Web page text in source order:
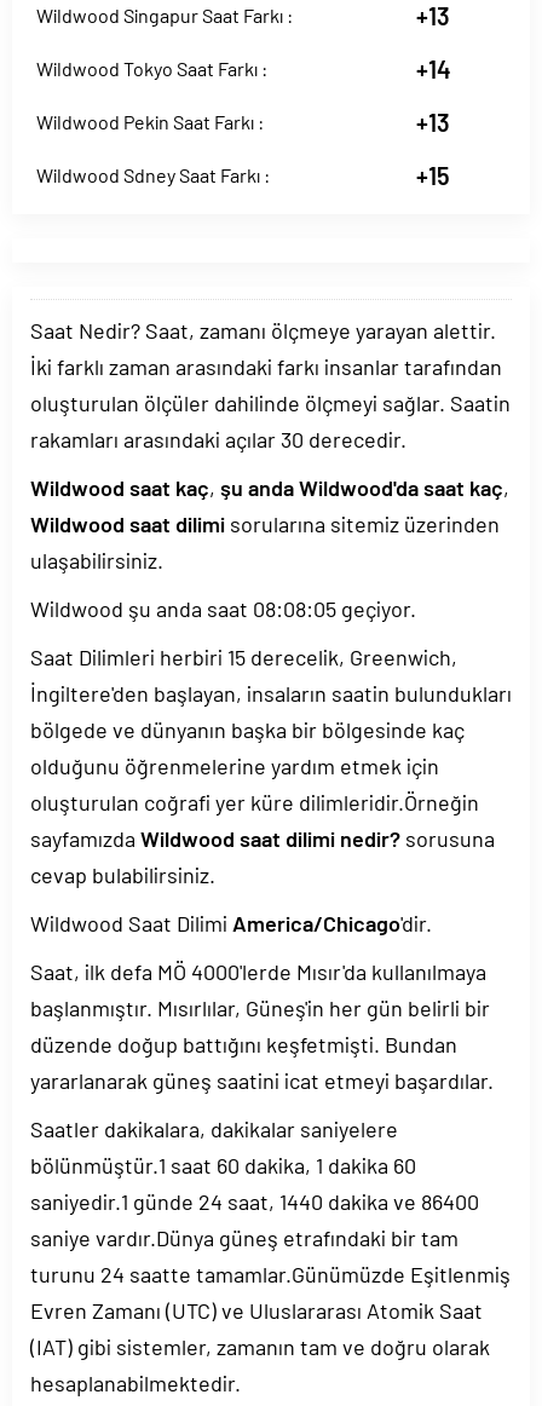
Wildwood Singapur Saat Farkı : +13
Wildwood Tokyo Saat Farkı : +14
Wildwood Pekin Saat Farkı : +13
Wildwood Sdney Saat Farkı : +15
Saat Nedir? Saat, zamanı ölçmeye yarayan alettir.
İki farklı zaman arasındaki farkı insanlar tarafından
oluşturulan ölçüler dahilinde ölçmeyi sağlar. Saatin
rakamları arasındaki açılar 30 derecedir.
Wildwood saat kaç, şu anda Wildwood'da saat kaç,
Wildwood saat dilimi sorularına sitemiz üzerinden
ulaşabilirsiniz.
Wildwood şu anda saat 08:08:05 geçiyor.
Saat Dilimleri herbiri 15 derecelik, Greenwich,
İngiltere'den başlayan, insaların saatin bulundukları
bölgede ve dünyanın başka bir bölgesinde kaç
olduğunu öğrenmelerine yardım etmek için
oluşturulan coğrafi yer küre dilimleridir.Örneğin
sayfamızda Wildwood saat dilimi nedir? sorusuna
cevap bulabilirsiniz.
Wildwood Saat Dilimi America/Chicago'dir.
Saat, ilk defa MÖ 4000'lerde Mısır'da kullanılmaya
başlanmıştır. Mısırlılar, Güneş'in her gün belirli bir
düzende doğup battığını keşfetmişti. Bundan
yararlanarak güneş saatini icat etmeyi başardılar.
Saatler dakikalara, dakikalar saniyelere
bölünmüştür.1 saat 60 dakika, 1 dakika 60
saniyedir.1 günde 24 saat, 1440 dakika ve 86400
saniye vardır.Dünya güneş etrafındaki bir tam
turunu 24 saatte tamamlar.Günümüzde Eşitlenmiş
Evren Zamanı (UTC) ve Uluslararası Atomik Saat
(IAT) gibi sistemler, zamanın tam ve doğru olarak
hesaplanabilmektedir.